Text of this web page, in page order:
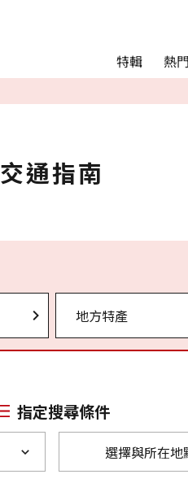
熱門行程
精彩景點&活動
相簿
交通指南
地方特產
指定搜尋條件
選擇與所在地
特輯 熱